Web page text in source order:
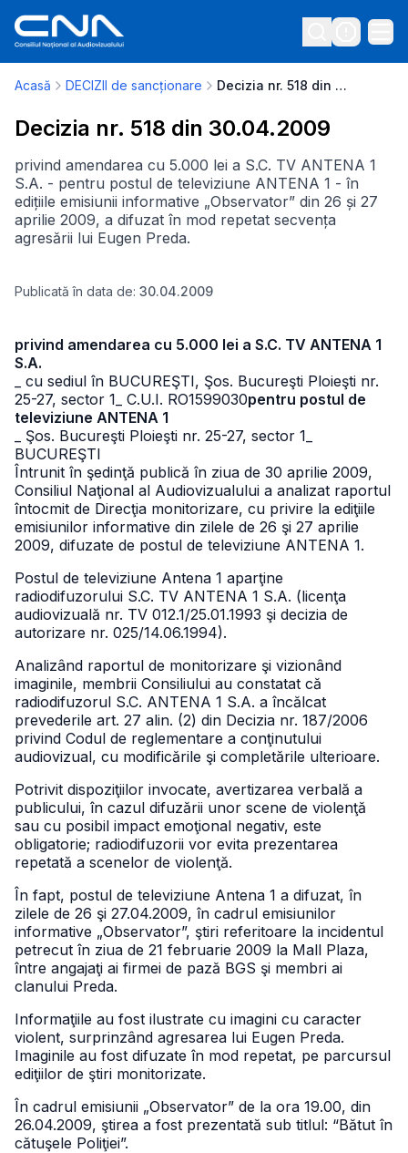
Acasă DECIZII de sancționare Decizia nr. 518 din 30.04.2009
Decizia nr. 518 din 30.04.2009
privind amendarea cu 5.000 lei a S.C. TV ANTENA 1
S.A. - pentru postul de televiziune ANTENA 1 - în
edițiile emisiunii informative „Observator” din 26 și 27
aprilie 2009, a difuzat în mod repetat secvența
agresării lui Eugen Preda.
Publicată în data de: 30.04.2009
privind amendarea cu 5.000 lei a S.C. TV ANTENA 1
S.A.
_ cu sediul în BUCUREŞTI, Şos. Bucureşti Ploieşti nr.
25-27, sector 1 _ C.U.I. RO1599030pentru postul de
televiziune ANTENA 1
_ Şos. Bucureşti Ploieşti nr. 25-27, sector 1
BUCUREŞTI
Întrunit în şedinţă publică în ziua de 30 aprilie 2009,
Consiliul Naţional al Audiovizualului a analizat raportul
întocmit de Direcţia monitorizare, cu privire la ediţiile
emisiunilor informative din zilele de 26 şi 27 aprilie
2009, difuzate de postul de televiziune ANTENA 1.
Postul de televiziune Antena 1 aparţine
radiodifuzorului S.C. TV ANTENA 1 S.A. (licenţa
audiovizuală nr. TV 012.1/25.01.1993 şi decizia de
autorizare nr. 025/14.06.1994).
Analizând raportul de monitorizare şi vizionând
imaginile, membrii Consiliului au constatat că
radiodifuzorul S.C. ANTENA 1 S.A. a încălcat
prevederile art. 27 alin. (2) din Decizia nr. 187/2006
privind Codul de reglementare a conţinutului
audiovizual, cu modificările şi completările ulterioare.
Potrivit dispoziţiilor invocate, avertizarea verbală a
publicului, în cazul difuzării unor scene de violenţă
sau cu posibil impact emoţional negativ, este
obligatorie; radiodifuzorii vor evita prezentarea
repetată a scenelor de violenţă.
În fapt, postul de televiziune Antena 1 a difuzat, în
zilele de 26 şi 27.04.2009, în cadrul emisiunilor
informative „Observator”, ştiri referitoare la incidentul
petrecut în ziua de 21 februarie 2009 la Mall Plaza,
între angajaţi ai firmei de pază BGS şi membri ai
clanului Preda.
Informaţiile au fost ilustrate cu imagini cu caracter
violent, surprinzând agresarea lui Eugen Preda.
Imaginile au fost difuzate în mod repetat, pe parcursul
ediţiilor de ştiri monitorizate.
În cadrul emisiunii „Observator” de la ora 19.00, din
26.04.2009, ştirea a fost prezentată sub titlul: “Bătut în
cătuşele Poliţiei”.